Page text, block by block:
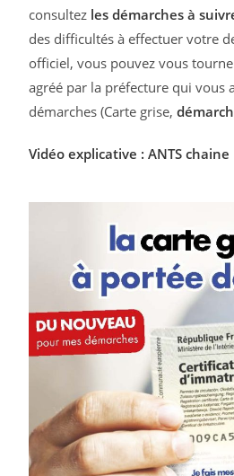
consultez les démarches à
des difficultés à effectuer votre
officiel, vous pouvez vous
agréé par la préfecture qui vous
démarches (Carte grise,
Vidéo explicative : ANTS chaine